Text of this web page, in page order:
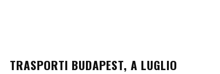
TRASPORTI BUDAPEST, A LUGLIO